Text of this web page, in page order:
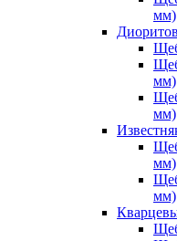
мм)
мм)
мм)
мм)
мм)